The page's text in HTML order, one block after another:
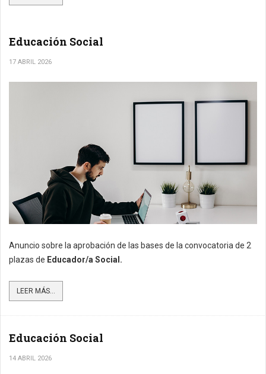
Educación Social
17 ABRIL 2026
Anuncio sobre la aprobación de las bases de la convocatoria de 2
plazas de Educador/a Social.
LEER MÁS...
Educación Social
14 ABRIL 2026